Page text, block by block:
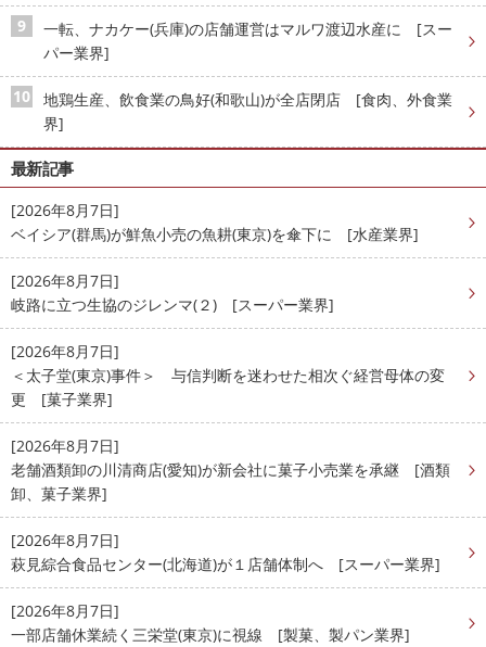
一転、ナカケー(兵庫)の店舗運営はマルワ渡辺水産に [スー
パー業界]
地鶏生産、飲食業の鳥好(和歌山)が全店閉店 [食肉、外食業
界]
最新記事
[2026年8月7日]
ベイシア(群馬)が鮮魚小売の魚耕(東京)を傘下に [水産業界]
[2026年8月7日]
岐路に立つ生協のジレンマ(２) [スーパー業界]
[2026年8月7日]
＜太子堂(東京)事件＞ 与信判断を迷わせた相次ぐ経営母体の変
更 [菓子業界]
[2026年8月7日]
老舗酒類卸の川清商店(愛知)が新会社に菓子小売業を承継 [酒類
卸、菓子業界]
[2026年8月7日]
萩見綜合食品センター(北海道)が１店舗体制へ [スーパー業界]
[2026年8月7日]
一部店舗休業続く三栄堂(東京)に視線 [製菓、製パン業界]